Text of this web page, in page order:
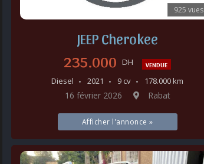
925 vues
JEEP Cherokee
235.000 DH VENDUE
Diesel 2021 9 cv 178.000 km
16 février 2026 Rabat
Afficher l'annonce »